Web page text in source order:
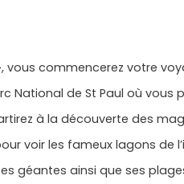
vous commencerez votre
National de St Paul où vous
à la découverte des
voir les fameux lagons de
géantes ainsi que ses